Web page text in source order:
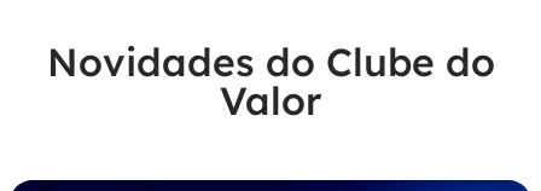
Novidades do Clube do
Valor